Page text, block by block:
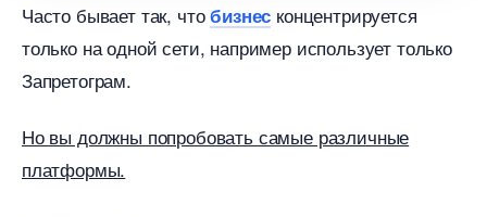
Часто бывает так, чтоизнес концентрируется
только на одной сети, например использует только
Запретограм.
Но вы должны попробовать самые различные
платформы.